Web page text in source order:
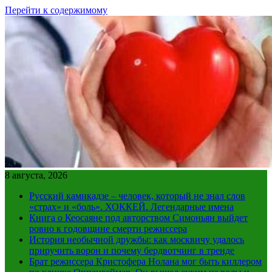
Перейти к содержимому
8 августа, 2026
Русский камикадзе – человек, который не знал слов
«страх» и «боль». ХОККЕЙ. Легендарные имена
Книга о Кеосаяне под авторством Симоньян выйдет
ровно к годовщине смерти режиссера
История необычной дружбы: как москвичу удалось
приручить ворон и почему бердвотчинг в тренде
Брат режиссера Кристофера Нолана мог быть киллером